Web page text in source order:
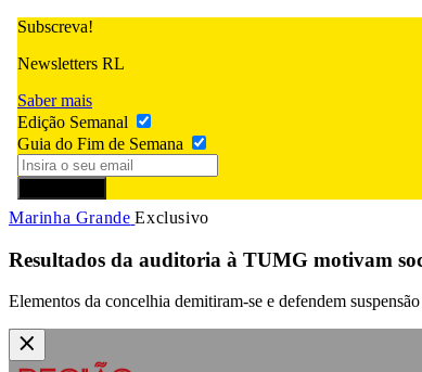
Subscreva!
Newsletters RL
Saber mais
Edição Semanal
Guia do Fim de Semana
Marinha Grande Exclusivo
Resultados da auditoria à TUMG motivam
Elementos da concelhia demitiram-se e defendem